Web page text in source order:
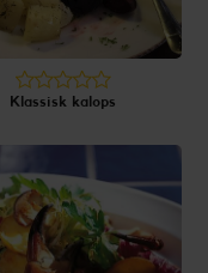
Klassisk kalops